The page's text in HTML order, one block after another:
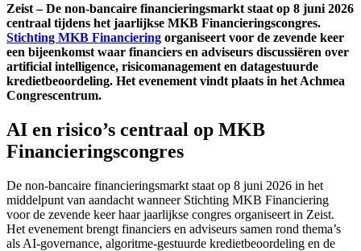
Zeist – De non-bancaire financieringsmarkt staat op 8 juni 2026
centraal tijdens het jaarlijkse MKB Financieringscongres.
Stichting MKB Financiering organiseert voor de zevende keer
een bijeenkomst waar financiers en adviseurs discussiëren over
artificial intelligence, risicomanagement en datagestuurde
kredietbeoordeling. Het evenement vindt plaats in het Achmea
Congrescentrum.
AI en risico’s centraal op MKB
Financieringscongres
De non-bancaire financieringsmarkt staat op 8 juni 2026 in het
middelpunt van aandacht wanneer Stichting MKB Financiering
voor de zevende keer haar jaarlijkse congres organiseert in Zeist.
Het evenement brengt financiers en adviseurs samen rond thema’s
als AI-governance, algoritme-gestuurde kredietbeoordeling en de